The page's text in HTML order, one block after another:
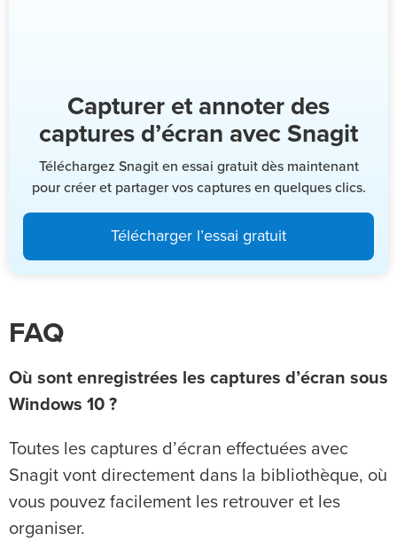
Capturer et annoter des
captures d’écran avec Snagit
Téléchargez Snagit en essai gratuit dès maintenant
pour créer et partager vos captures en quelques clics.
Télécharger l’essai gratuit
FAQ
Où sont enregistrées les captures d’écran sous
Windows 10 ?
Toutes les captures d’écran effectuées avec
Snagit vont directement dans la bibliothèque, où
vous pouvez facilement les retrouver et les
organiser.